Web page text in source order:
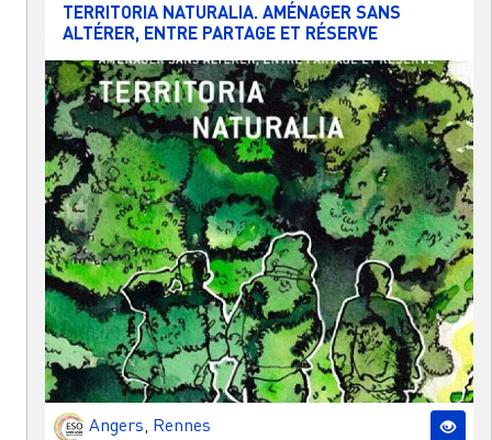
TERRITORIA NATURALIA. AMÉNAGER SANS
ALTÉRER, ENTRE PARTAGE ET RÉSERVE
Angers, Rennes